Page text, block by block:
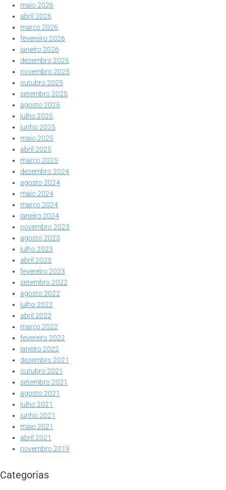
maio 2026
abril 2026
março 2026
fevereiro 2026
janeiro 2026
dezembro 2025
novembro 2025
outubro 2025
setembro 2025
agosto 2025
julho 2025
junho 2025
maio 2025
abril 2025
março 2025
dezembro 2024
agosto 2024
maio 2024
março 2024
janeiro 2024
novembro 2023
agosto 2023
julho 2023
abril 2023
fevereiro 2023
setembro 2022
agosto 2022
julho 2022
abril 2022
março 2022
fevereiro 2022
janeiro 2022
dezembro 2021
outubro 2021
setembro 2021
agosto 2021
julho 2021
junho 2021
maio 2021
abril 2021
novembro 2019
Categorias